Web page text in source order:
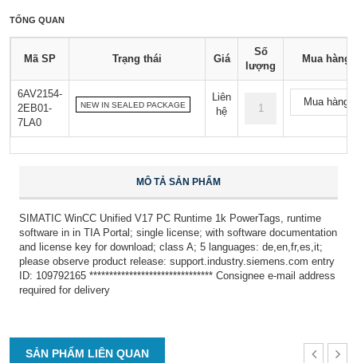
TỔNG QUAN
Mã SP Trạng thái Giá
Số
lượng
Mua hàng
6AV2154-
2EB01-
7LA0
NEW IN SEALED PACKAGE
Liên
hệ
Mua hàng
MÔ TẢ SẢN PHẨM
SIMATIC WinCC Unified V17 PC Runtime 1k PowerTags, runtime
software in in TIA Portal; single license; with software documentation
and license key for download; class A; 5 languages: de,en,fr,es,it;
please observe product release: support.industry.siemens.com entry
ID: 109792165 ******************************* Consignee e-mail address
required for delivery
SẢN PHẨM LIÊN QUAN